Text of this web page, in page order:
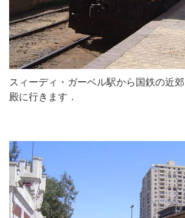
スィーディ・ガーベル駅から国鉄の近
殿に行きます．